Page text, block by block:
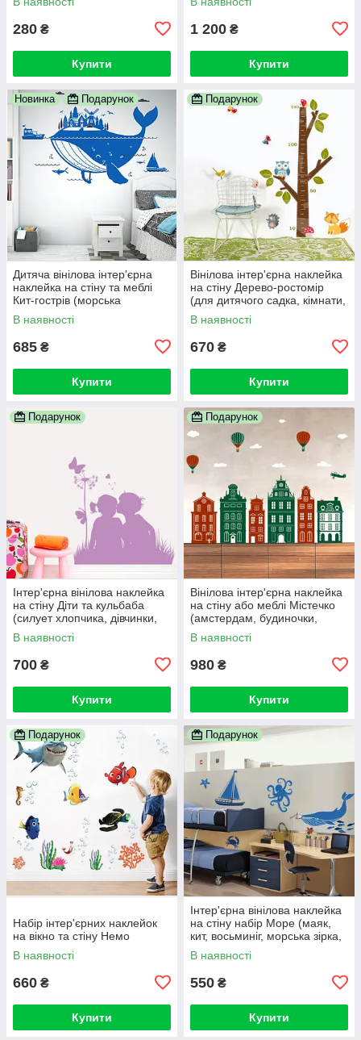
280 ₴
Купити
1 200 ₴
Купити
Новинка Подарунок
Дитяча вінілова інтер'єрна
наклейка на стіну та меблі
Кит-гострів (морська
тематика, місто, будинки,
чайки)
В наявності
685 ₴
Купити
Подарунок
Вінілова інтер'єрна наклейка
на стіну Дерево-ростомір
(для дитячого садка, кімнати,
школи)
В наявності
670 ₴
Купити
Подарунок
Інтер'єрна вінілова наклейка
на стіну Діти та кульбаба
(силует хлопчика, дівчинки,
любов, романтика)
В наявності
700 ₴
Купити
Подарунок
Вінілова інтер'єрна наклейка
на стіну або меблі Містечко
(амстердам, будиночки,
повітряні кулі, літак, хмари)
В наявності
980 ₴
Купити
Подарунок
Набір інтер'єрних наклейок
на вікно та стіну Немо
В наявності
660 ₴
Купити
Подарунок
Інтер'єрна вінілова наклейка
на стіну набір Море (маяк,
кит, восьминіг, морська зірка,
риби)
В наявності
550 ₴
Купити